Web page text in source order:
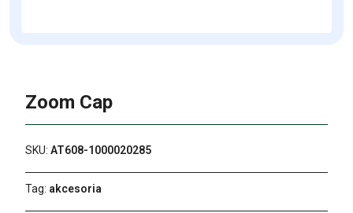
Zoom Cap
SKU: AT608-1000020285
Tag: akcesoria